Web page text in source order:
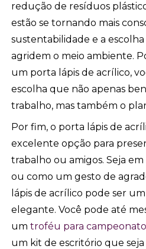
redução de resíduos
estão se tornando mais
sustentabilidade e a
agridem o meio ambiente.
um porta lápis de acrílico,
escolha que não apenas
trabalho, mas também o
Por fim, o porta lápis de
excelente opção para
trabalho ou amigos. Seja
ou como um gesto de
lápis de acrílico pode ser
elegante. Você pode até
umtroféu para
um kit de escritório que